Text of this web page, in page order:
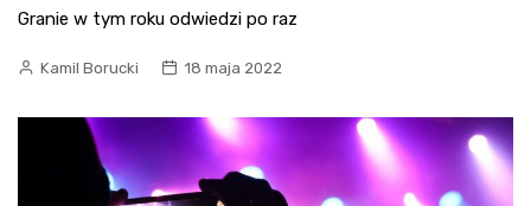
Granie w tym roku odwiedzi po raz
Kamil Borucki 18 maja 2022